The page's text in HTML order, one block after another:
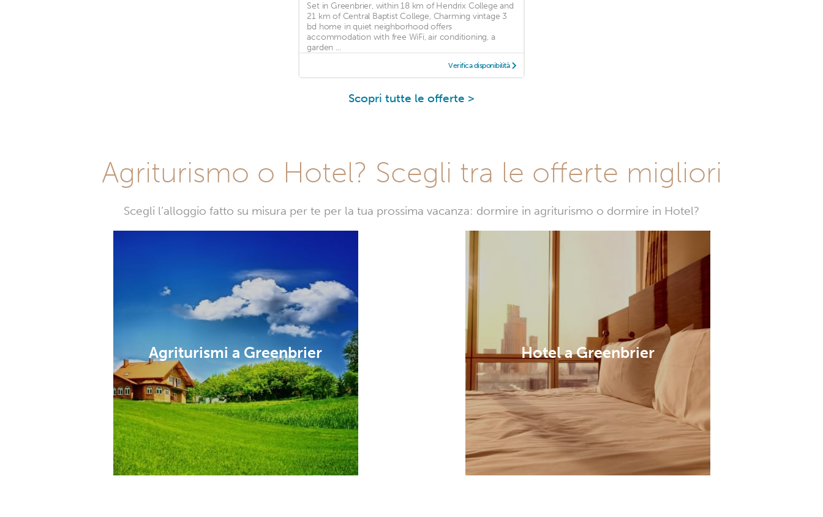
Set in Greenbrier, within 18 km of Hendrix College and
21 km of Central Baptist College, Charming vintage 3
bd home in quiet neighborhood offers
accommodation with free WiFi, air conditioning, a
garden ...
Verifica disponibilità
Scopri tutte le offerte >
Agriturismo o Hotel? Scegli tra le offerte migliori
Scegli l’alloggio fatto su misura per te per la tua prossima vacanza: dormire in agriturismo o dormire in Hotel?
Agriturismi a Greenbrier Hotel a Greenbrier